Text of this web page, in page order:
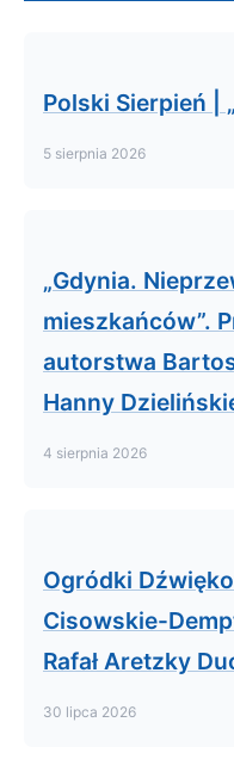
Polski Sierpień |
5 sierpnia 2026
„Gdynia.
mieszkańców”.
autorstwa
Hanny
4 sierpnia 2026
Ogródki
Cisowskie-
Rafał Aretzky
30 lipca 2026